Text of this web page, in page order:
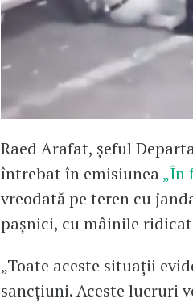
Raed Arafat, șeful
întrebat în emisiunea„În
vreodată pe teren cu
pașnici, cu mâinile
„Toate aceste situații
sancțiuni. Aceste lucruri